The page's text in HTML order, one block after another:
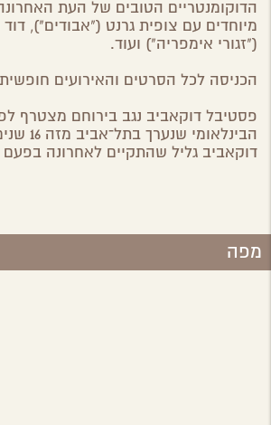
הדוקומנטריים הטובים של העת
מיוחדים עם צופית גרנט ("אבודים"), דוד
("זגורי אימפריה") ועוד.
הכניסה לכל הסרטים והאירועים
פסטיבל דוקאביב נגב בירוחם מצטרף
דוקאביב גליל שהתקיים לאחרונה
מפה